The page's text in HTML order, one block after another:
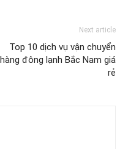
Next article
Top 10 dịch vụ vận chuyển
hàng đông lạnh Bắc Nam giá
rẻ